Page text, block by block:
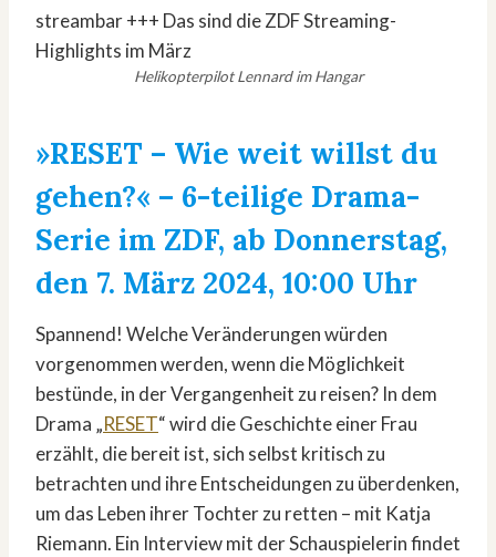
Helikopterpilot Lennard im Hangar
»RESET – Wie weit willst du
gehen?« – 6-teilige Drama-
Serie im ZDF, ab Donnerstag,
den 7. März 2024, 10:00 Uhr
Spannend! Welche Veränderungen würden
vorgenommen werden, wenn die Möglichkeit
bestünde, in der Vergangenheit zu reisen? In dem
Drama „RESET“ wird die Geschichte einer Frau
erzählt, die bereit ist, sich selbst kritisch zu
betrachten und ihre Entscheidungen zu überdenken,
um das Leben ihrer Tochter zu retten – mit Katja
Riemann. Ein Interview mit der Schauspielerin findet